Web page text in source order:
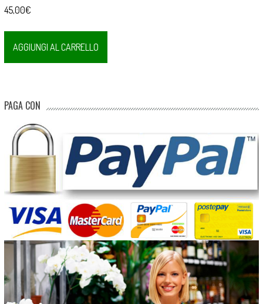
45,00€
AGGIUNGI AL CARRELLO
PAGA CON